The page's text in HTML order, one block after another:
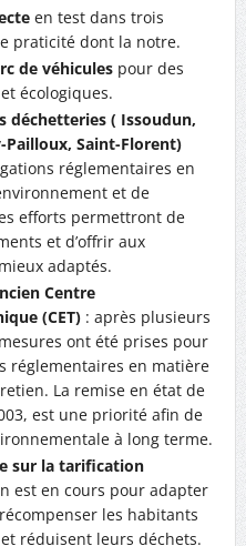
en test dans trois
praticité dont la notre.
de véhiculespour des
écologiques.
déchetteries ( Issoudun,
Saint-Florent)
réglementaires en
et de
efforts permettront de
et d’offrir aux
adaptés.
Centre
(CET): après plusieurs
ont été prises pour
réglementaires en matière
La remise en état de
est une priorité afin de
à long terme.
sur la tarification
est en cours pour adapter
les habitants
réduisent leurs déchets.